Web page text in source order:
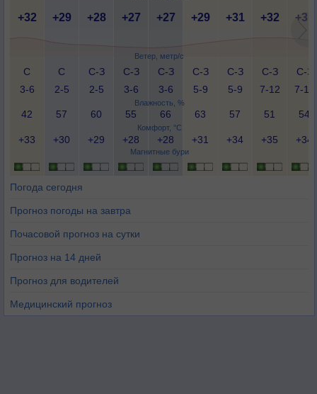
Ветер, метр/с
Влажность, %
Комфорт, °C
Магнитные бури
+32 +29 +28 +27 +27 +29 +31 +32 +31
С
3-6
С
2-5
С-З
2-5
С-З
3-6
С-З
3-6
С-З
5-9
С-З
5-9
С-З
7-12
С-З
7-12
42 57 60 55 66 63 57 51 54
+33 +30 +29 +28 +28 +31 +34 +35 +34
Погода сегодня
Прогноз погоды на завтра
Почасовой прогноз на сутки
Прогноз на 14 дней
Прогноз для водителей
Медицинский прогноз